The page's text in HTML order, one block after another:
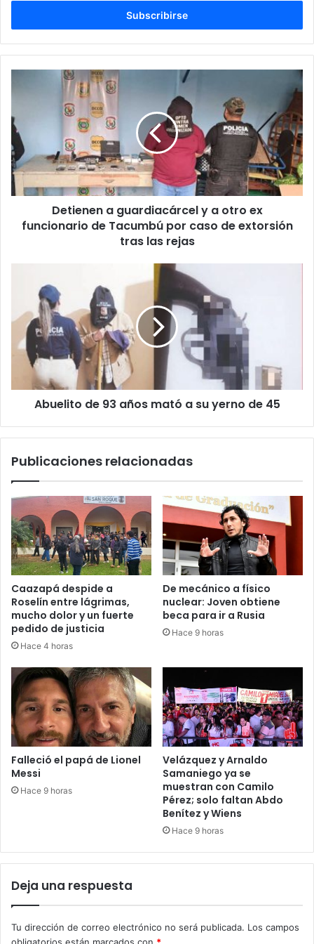
Detienen a guardiacárcel y a otro ex
funcionario de Tacumbú por caso de extorsión
tras las rejas
Abuelito de 93 años mató a su yerno de 45
Publicaciones relacionadas
Caazapá despide a
Roselín entre lágrimas,
mucho dolor y un fuerte
pedido de justicia
Hace 4 horas
De mecánico a físico
nuclear: Joven obtiene
beca para ir a Rusia
Hace 9 horas
Falleció el papá de Lionel
Messi
Hace 9 horas
Velázquez y Arnaldo
Samaniego ya se
muestran con Camilo
Pérez; solo faltan Abdo
Benítez y Wiens
Hace 9 horas
Deja una respuesta
Tu dirección de correo electrónico no será publicada. Los campos